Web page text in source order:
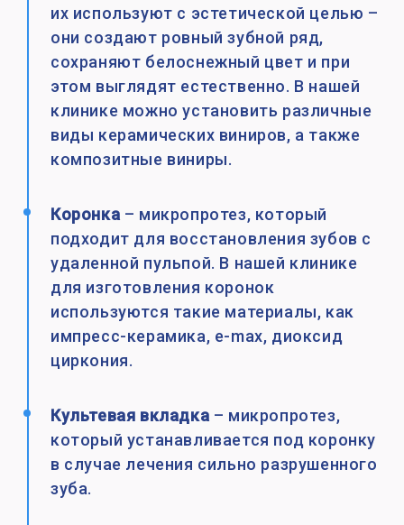
их используют с эстетической целью –
они создают ровный зубной ряд,
сохраняют белоснежный цвет и при
этом выглядят естественно. В нашей
клинике можно установить различные
виды керамических виниров, а также
композитные виниры.
Коронка– микропротез, который
подходит для восстановления зубов с
удаленной пульпой. В нашей клинике
для изготовления коронок
используются такие материалы, как
импресс-керамика, e-max, диоксид
циркония.
Культевая вкладка– микропротез,
который устанавливается под коронку
в случае лечения сильно разрушенного
зуба.